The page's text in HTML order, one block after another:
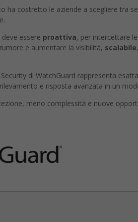
ha costretto le aziende a scegliere tra
essere proattiva, per intercettare
e aumentare la visibilità, scalabile
di WatchGuard rappresenta
e risposta avanzata in un
meno complessità e nuove